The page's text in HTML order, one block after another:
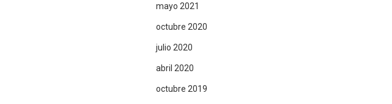
mayo 2021
octubre 2020
julio 2020
abril 2020
octubre 2019